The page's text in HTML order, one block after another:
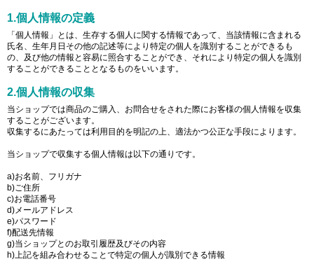
1.個人情報の定義
「個人情報」とは、生存する個人に関する情報であって、当該情報に含まれる
氏名、生年月日その他の記述等により特定の個人を識別することができるも
の、及び他の情報と容易に照合することができ、それにより特定の個人を識別
することができることとなるものをいいます。
2.個人情報の収集
当ショップでは商品のご購入、お問合せをされた際にお客様の個人情報を収集
することがございます。
収集するにあたっては利用目的を明記の上、適法かつ公正な手段によります。
当ショップで収集する個人情報は以下の通りです。
a)お名前、フリガナ
b)ご住所
c)お電話番号
d)メールアドレス
e)パスワード
f)配送先情報
g)当ショップとのお取引履歴及びその内容
h)上記を組み合わせることで特定の個人が識別できる情報